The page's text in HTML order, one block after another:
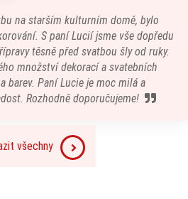
na starším kulturním domě, bylo
S paní Lucií jsme vše dopředu
těsně před svatbou šly od ruky.
množství dekorací a svatebních
barev. Paní Lucie je moc milá a
Rozhodně doporučujeme!
všechny